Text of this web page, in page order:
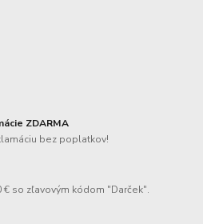
ZDARMA
bez poplatkov!
€ so zľavovým kódom "Darček".